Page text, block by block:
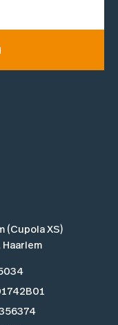
(Cupola XS)
Haarlem